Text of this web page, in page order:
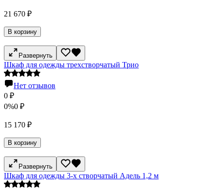
21 670 ₽
В корзину
Развернуть
Шкаф для одежды трехстворчатый Трио
Нет отзывов
0 ₽
0%0 ₽
15 170 ₽
В корзину
Развернуть
Шкаф для одежды 3-х створчатый Адель 1,2 м